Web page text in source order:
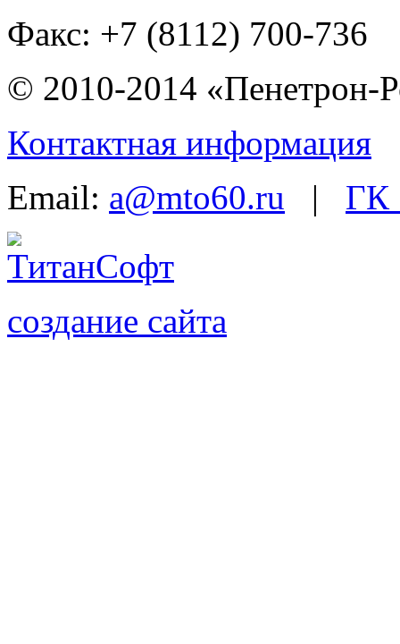
Факс: +7 (8112) 700-736
© 2010-2014 «Пенетрон-
Контактная информация
Email: a@mto60.ru | ГК
создание сайта